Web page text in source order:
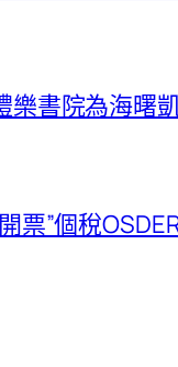
樂書院為海曙
票”個稅